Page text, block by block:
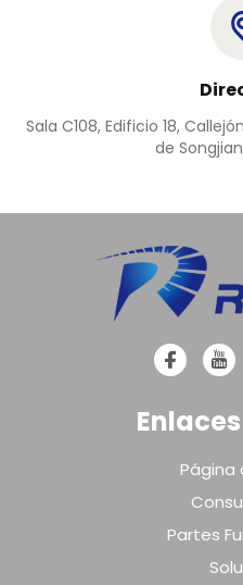
Sala C108, Edificio 18,
de
Página
Partes